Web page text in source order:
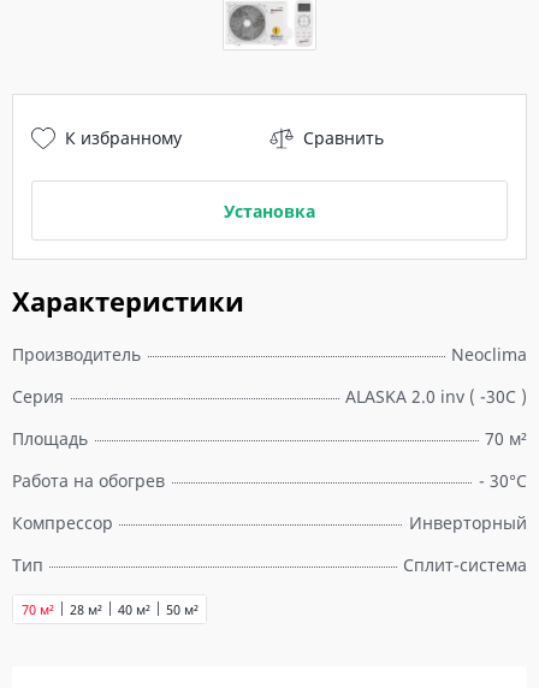
Характеристики
Производитель
Neoclima
Серия
ALASKA 2.0 inv ( -30C )
Площадь
70 м²
Работа на обогрев
- 30°C
Компрессор
Инверторный
Тип
Сплит-система
28 м² 40 м² 50 м²
70 м²
К избранному Сравнить
Установка